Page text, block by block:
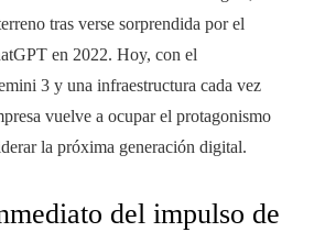
tras verse sorprendida por el
en 2022. Hoy, con el
3 y una infraestructura cada vez
vuelve a ocupar el protagonismo
la próxima generación digital.
del impulso de